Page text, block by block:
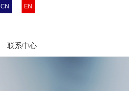
CN EN
联系中心